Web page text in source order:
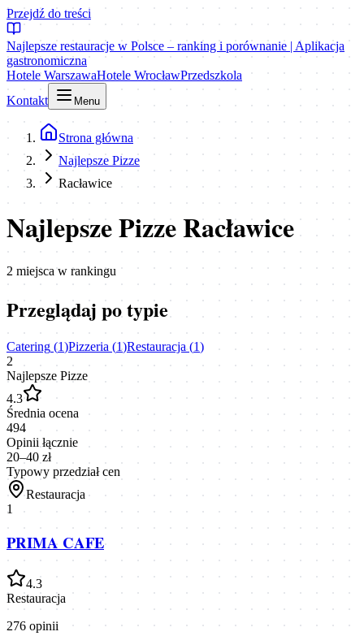
Przejdź do treści
Najlepsze restauracje w Polsce – ranking i porównanie | Aplikacja
gastronomiczna
Hotele WarszawaHotele WrocławPrzedszkola
Kontakt
Menu
Strona główna
Najlepsze Pizze
Racławice
Najlepsze Pizze Racławice
2 miejscaw rankingu
Przeglądaj po typie
Catering (1)Pizzeria (1)Restauracja (1)
2
Najlepsze Pizze
4.3
Średnia ocena
494
Opinii łącznie
20–40 zł
Typowy przedział cen
Restauracja
1
PRIMA CAFE
4.3
Restauracja
276 opinii